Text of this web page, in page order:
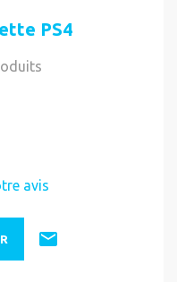
PS4
avis